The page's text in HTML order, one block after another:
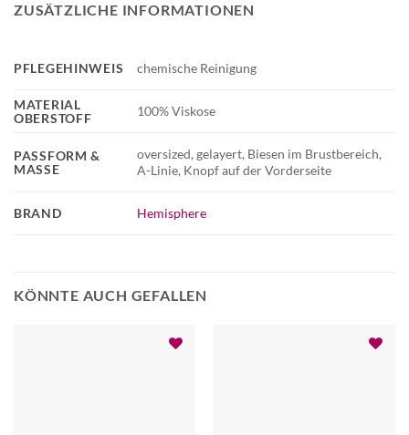
ZUSÄTZLICHE INFORMATIONEN
BRAND Hemisphere
PFLEGEHINWEIS chemische Reinigung
MATERIAL
OBERSTOFF
100% Viskose
PASSFORM &
MASSE
oversized, gelayert, Biesen im Brustbereich,
A-Linie, Knopf auf der Vorderseite
KÖNNTE AUCH GEFALLEN